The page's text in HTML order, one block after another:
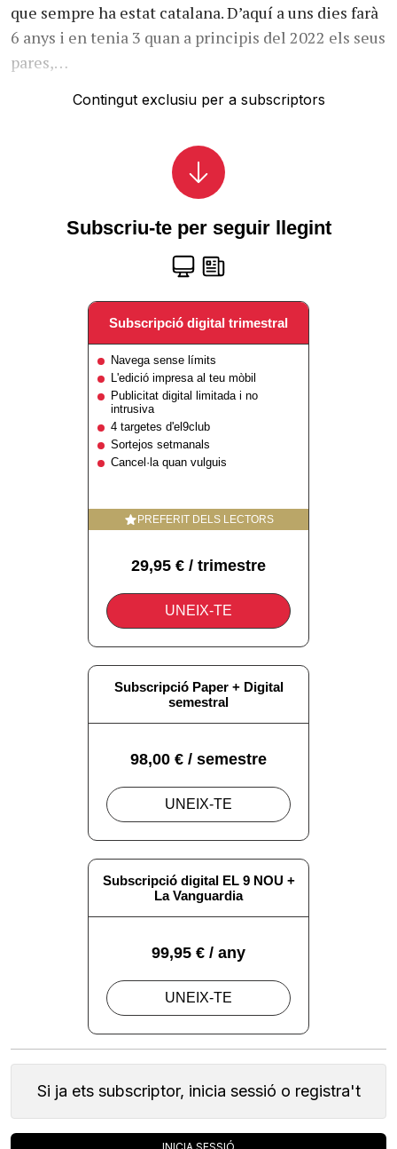
que sempre ha estat catalana. D’aquí a uns dies farà
6 anys i en tenia 3 quan a principis del 2022 els seus
pares,…
Contingut exclusiu per a subscriptors
Si ja ets subscriptor, inicia sessió o registra't